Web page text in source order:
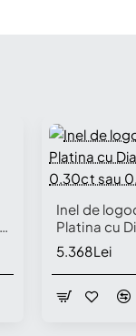
Inel de
Platina cu
0.30ct sau
5.368Lei